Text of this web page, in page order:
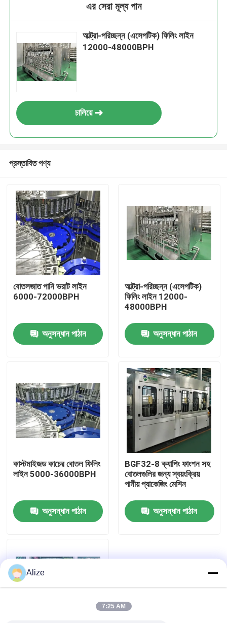
ভিডিও
আমাদের সম্পর্কে
কারখানা ভ্রমণ
যোগাযোগ করুন
খাদ্য পানীয় প্যাকেজিং
এর সেরা মূল্য পান
আল্ট্রা-পরিচ্ছন্ন (এসেপটিক) ফিলিং লাইন
12000-48000BPH
চালিয়ে
প্রস্তাবিত পণ্য
বোতলজাত পানি ভরাট লাইন
6000-72000BPH
অনুসন্ধান পাঠান
আল্ট্রা-পরিচ্ছন্ন (এসেপটিক)
ফিলিং লাইন 12000-
48000BPH
অনুসন্ধান পাঠান
কাস্টমাইজড কাচের বোতল ফিলিং
লাইন 5000-36000BPH
অনুসন্ধান পাঠান
BGF32-8 ক্যাপিং ফাংশন সহ
বোতলগুলির জন্য স্বয়ংক্রিয়
পানীয় প্যাকেজিং মেশিন
অনুসন্ধান পাঠান
Alize
7:25 AM